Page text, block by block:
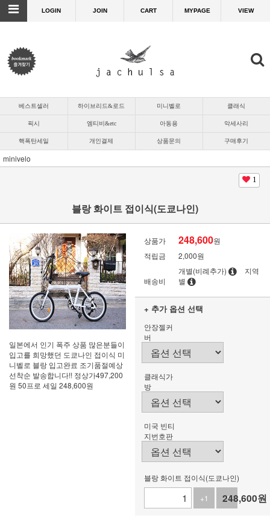
LOGIN JOIN CART MYPAGE VIEW
베스트셀러 하이브리드&로드 미니벨로 클래식
픽시 엠티비&etc 아동용 악세사리
핵폭탄세일 개인결제 상품문의 구매후기
minivelo
1
블랑 화이트 접이식(도쿄나인)
일본에서 인기 폭주 상품 많은분들이
입고를 희망했던 도쿄나인 접이식 미
니벨로 블랑 입고완료 조기품절예상
선착순 발송합니다!! 정상가497,200
원 50프로 세일 248,600원
상품가 248,600원
적립금
2,000원
배송비
개별(비례추가)
지역
별
+ 추가 옵션 선택
안장젤커
버
클래식가
방
미국 빈티
지번호판
블랑 화이트 접이식(도쿄나인)
+1
-1
248,600원